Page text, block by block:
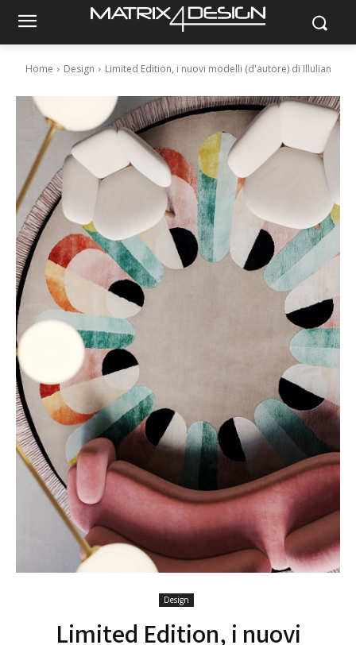
Home Design Limited Edition, i nuovi modelli (d'autore) di Illulian
Design
Limited Edition, i nuovi